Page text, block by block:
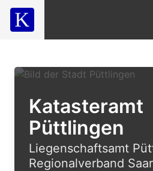
Katasteramt
Püttlingen
Liegenschaftsamt
Regionalverband